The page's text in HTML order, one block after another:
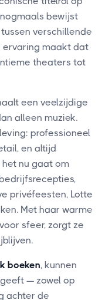
bewijst
verschillende
ervaring maakt dat
theaters tot
een veelzijdige
alleen muziek.
professioneel
en altijd
nu gaat om
privéfeesten, Lotte
Met haar warme
sfeer, zorgt ze
boeken, kunnen
— zowel op
achter de